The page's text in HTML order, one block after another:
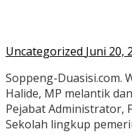
Uncategorized Juni 20,
Soppeng-Duasisi.com.
Halide, MP melantik
Pejabat Administrator,
Sekolah lingkup